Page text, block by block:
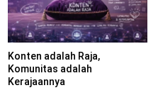
Konten adalah Raja,
Komunitas adalah
Kerajaannya